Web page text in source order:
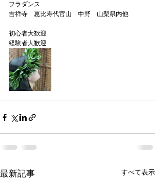
フラダンス
吉祥寺　恵比寿代官山　中野　山梨県内他
初心者大歓迎
経験者大歓迎
最新記事 すべて表示